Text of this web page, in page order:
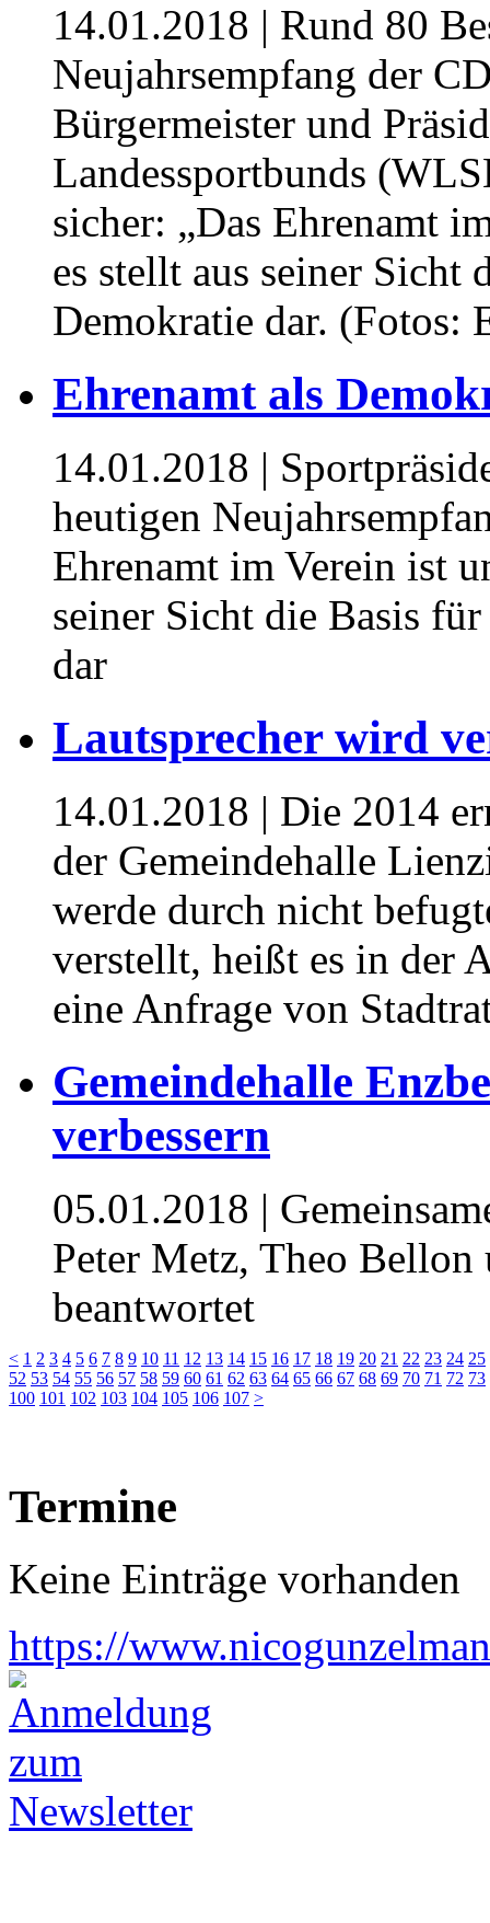
14.01.2018 | Rund 80
Neujahrsempfang der
Bürgermeister und
Landessportbunds
sicher: „Das Ehrenamt
es stellt aus seiner Sicht
Demokratie dar. (Fotos:
Ehrenamt als
14.01.2018 |
heutigen
Ehrenamt im Verein ist
seiner Sicht die Basis
dar
Lautsprecher wird
14.01.2018 | Die 2014
der Gemeindehalle
werde durch nicht
verstellt, heißt es in der
eine Anfrage von
Gemeindehalle
verbessern
05.01.2018 |
Peter Metz, Theo
beantwortet
< 1 2 3 4 5 6 7 8 9 10 11 12 13 14 15 16 17 18 19 20 21 22 23 24 25
52 53 54 55 56 57 58 59 60 61 62 63 64 65 66 67 68 69 70 71 72 73
100 101 102 103 104 105 106 107 >
Termine
Keine Einträge vorhanden
https://